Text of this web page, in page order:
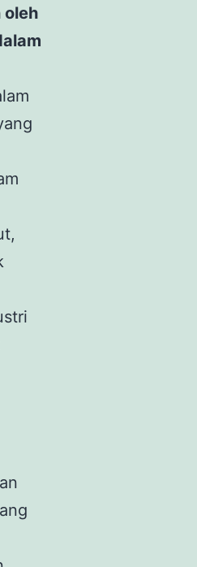
oleh